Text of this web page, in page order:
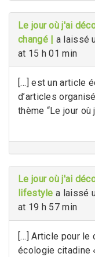
Le jour où j'ai
changé | a laissé
at 15 h 01 min
[…] est un article
d’articles
thème “Le jour où
Le jour où j'ai
lifestyle a laissé
at 19 h 57 min
[…] Article pour le
écologie citadine